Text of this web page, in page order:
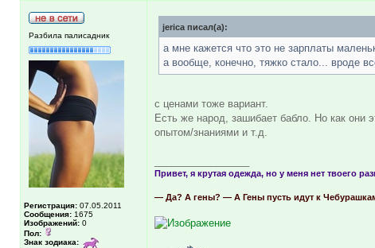
Разбила палисадник
Регистрация: 07.05.2011
Сообщения: 1675
Изображений: 0
Пол:
Знак зодиака:
jerica писал(а):
а мне кажется что это не зарплаты
а вообще, конечно, тяжко стало... вроде
с ценами тоже вариант.
Есть же народ, зашибает бабло. Но как они
опытом/знаниями и т.д.
Привет, я крутая одежда, но у меня нет твоего
— Да? А гены? — А Гены пусть идут к